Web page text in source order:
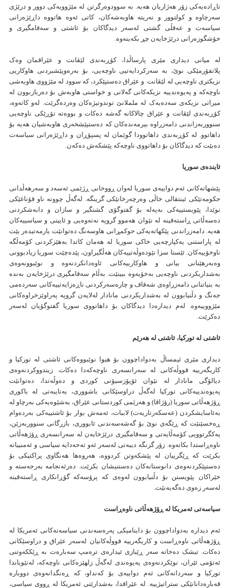
تاڕادەیەکی زۆر هەژاریان هەیە. بە سوودوەرگرتن لە مێژوویەکی دوور و درێژی
سەرچاوە و کولتوور و نەریتە هاوبەشەکان، کاتی ئەوە هاتووە داڕێژەرانی
سیاسەت و عەقڵی گشتی لەسەر دیدگاکان بۆ ئاشتی و سەقامگیری و
خۆشگوزەرانی درێژخایەن چڕ بکەینەوە.
لە میانی دیداری مێری پارساڵدا، کۆڕبەندی لێڤانت و عێراقمان وەک
پلاتفۆرمێکی نوێ، بە سەرکردایەتیی ناوچەیی، بۆ بەرەوپێشبردنی هاوکاریی
نزیکتری ناوچەیی لە لێڤانت و عێراق دەستپێکرد، کە سوود لە مێژووی هاوبەشی
ناوچەکە و پەیوەندییە نزیکەکانی گەلانی و خواستی هاوبەش بۆ دەربازبوون لە
میراتی نزیکەی سەدەیەک لە ململانێ توندوتیژەکان وەردەگرێت. لەو کاتەوە،
كۆڕبەندی لێڤانت و عێراق چالاکانە گەشە دەکات و بووەتە تۆڕێکی ناوچەیی
سنووربەزاندنی دامەزراوە بیرمەندەکان کە دەستپێشخەری هاوبەشیان هەیە بۆ
داهاتوو. لە کۆڕبەندی داهاتوودا گوێمان لە پسپۆڕان و داڕێژەرانی سیاسەت
دەبێت کە دیدگاکان بۆ داهاتووی ناوچەکە پێشکەش دەکەن.
ئایندەی سوریا
پێشهاتەکانی ئەم دواییەی سوریا لەوان ڕووخانی ڕژێمی ئەسەد و سەرهەڵدانی
حکومەتێکی ئینتقالی خاڵی وەرچەرخانێکی گرینگە. لەگەڵ چوونە ناو قۆناغێکی
نوێدا، پێویستییەکی بەپەلە بۆ گفتوگۆی گشتگیر و سازان و دابەشکردنی
دەسەڵاتی ڕاستەقینە لە نێوان هەموو گروپە نەتەوەیی و ئایینی و سیاسییەکان
هەیە. دامەزراندنی پێکهاتەیەکی حوکمڕانی هاوسەنگ دەتوانێت یارمەتیدەر بێت
لە پاراستنی یەکپارچەیی خاکی سوریا لە هەمان کاتدا بەهێزکردنی کۆمەڵگە
ناوخۆییەکان. ئێستا سزا نێودەوڵەتییەکان هەڵگیراون، پێدەچێت سوریا زیادبوونی
وەبەرهێنانی بیانی و هاوکارییەکانی ئاوەدانکردنەوە و نوێبوونەوەی
بەشداریکردنی ناوچەیی بەخۆیەوە ببینێت. بەڵام سەقامگیری درێژخایەن بەندە
بە بنیاتنانی دامەزراوەی شەفاف و چارەسەرکردنی ناڕەزایەتییەکانی سەردەمی
جەنگ و دڵنیابوون لە بەشداریکردنی مانادار لەلایەن گروپە پەراوێزخراوەکانی
مێژووییەوە. لەم دیدارەدا دیدگاکان بۆ داهاتووی سوریا گفتوگۆیان لەسەر
دەکرێت.
ئاشتی لە تورکیا، ئاشتی لە هەرێم
دیداری مێری ئیمساڵ بەدواداچوون بۆ هیوا نوێبووەکانی ئاشتی لە تورکیا و
کاریگەرییە قووڵەکانی لە سەرانسەری ناوچەکەدا دەکات. زیندووکردنەوەی
دیالۆگی مانادار لە نێوان ئۆپۆزسیۆنی کوردی و دەوڵەتدا، دەتوانێت
پەیوەندییەکانی تورکیا لەگەڵ دراوسێکانی باشووری، بەتایبەتی لە باکوری
ڕۆژهەڵاتی سوریا (رۆژاڤا) و هەرێمی کوردستانی عێراق، بەشێوەیەکی بەرچاو لە
بەئاسایشكردن (عەسكەرتاریەت) لاببات، ئەمەش بوار بۆ ئاشتییەکی بەردەوام
ڕەخسێنێت کە ڕێگەی نوێ بۆ گەشەسەندنی ئابووری، بازرگانی سنووربەزێن،
یەکگرتوویی کۆمەڵایەتی و سەقامگیری درێژخایەن لە سەرانسەری ڕۆژهەڵاتی
ناوەڕاستدا بکاتەوە. زۆر گرنگە دیبەتی لەسەر ئەو تەحەدایە سیاسی و ئەمنییانە
بکرێت کە ڕێگرییان لە پێشکەوتن کردووە، هەروەها هەنگاوی پراکتیکی بۆ
دەستپێکردنەوەی دانوستانەکان دەستنیشان بکرێت. دەرئەنجامە بەرجەستە و
خێراکان پێویستن بۆ دڵنیابوون لەوەی کە پرۆسەکە گۆڕانکاری ڕاستەقینە
لەسەر زەوی دەگەیەنێت.
سیاسەتی ئەمریکا لە ڕۆژهەڵاتی ناوەڕاست
ئەم دیدارە بەدواداچوون بۆ داینامیکی پەرەسەندنی سیاسەتەکانی ئەمریکا لە
ڕۆژهەڵاتی ناوەڕاست و کاریگەرییە قووڵەکانیان لەسەر عێراق و دراوسێکانی
دەکات. تیشک دەخاتە سەر ڕێبازی ئیدارەی ترەمپ سەبارەت بە ڕێککەوتنی
ئەتۆمی ئێران، نوێکردنەوەی پەیوەندی لەگەڵ زلهێزەکانی ناوچەکە، لەنێویاندا
تورکیا و سەردانەکانی ئەم دواییەی بۆ کەنداو، کە ڕەنگدانەوەی دووبارە
قەبارەدانانێکی ستراتیژییە. لە عێراقدا، بەشدارێتی ئەمریکا لە ڕووی سیاسی،